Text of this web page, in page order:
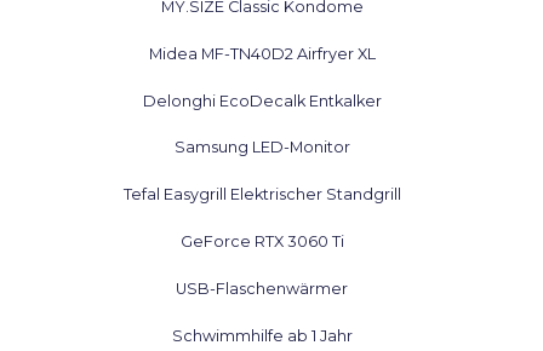
MY.SIZE Classic Kondome
Midea MF-TN40D2 Airfryer XL
Delonghi EcoDecalk Entkalker
Samsung LED-Monitor
Tefal Easygrill Elektrischer Standgrill
GeForce RTX 3060 Ti
USB-Flaschenwärmer
Schwimmhilfe ab 1 Jahr